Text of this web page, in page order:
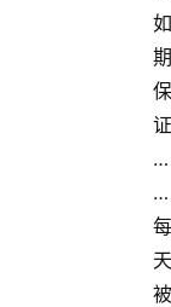
如
期
保
证
…
…
每
天
被